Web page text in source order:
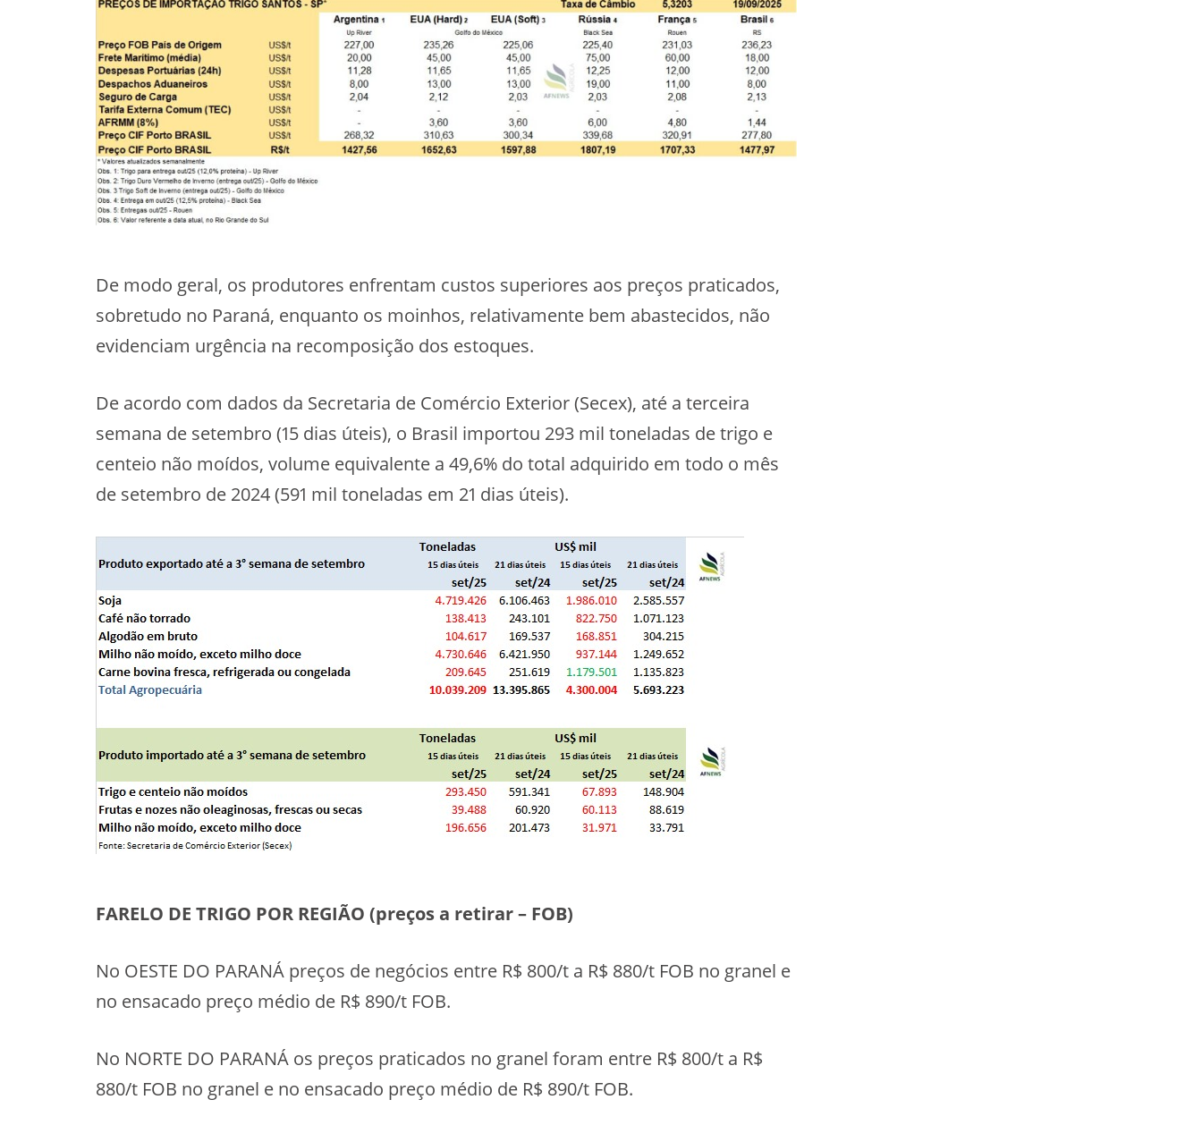
De modo geral, os produtores enfrentam custos superiores aos preços praticados,
sobretudo no Paraná, enquanto os moinhos, relativamente bem abastecidos, não
evidenciam urgência na recomposição dos estoques.
De acordo com dados da Secretaria de Comércio Exterior (Secex), até a terceira
semana de setembro (15 dias úteis), o Brasil importou 293 mil toneladas de trigo e
centeio não moídos, volume equivalente a 49,6% do total adquirido em todo o mês
de setembro de 2024 (591 mil toneladas em 21 dias úteis).
FARELO DE TRIGO POR REGIÃO (preços a retirar – FOB)
No OESTE DO PARANÁ preços de negócios entre R$ 800/t a R$ 880/t FOB no granel e
no ensacado preço médio de R$ 890/t FOB.
No NORTE DO PARANÁ os preços praticados no granel foram entre R$ 800/t a R$
880/t FOB no granel e no ensacado preço médio de R$ 890/t FOB.